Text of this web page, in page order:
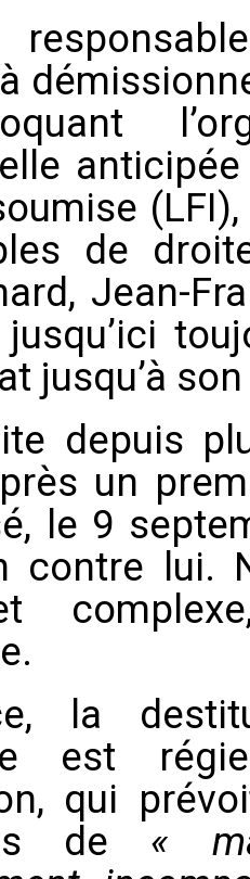
de
Jean-
jusqu’à
depuis
un
le 9
contre lui.
la
est
qui
de «